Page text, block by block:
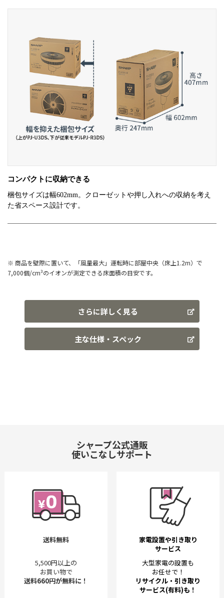
※ 商品を壁際に置いて、「風量最大」運転時に部屋中央（床上1.2m）で
7,000個/cm³のイオンが測定できる床面積の目安です。
さらに詳しく見る
主な仕様・スペック
シャープ公式通販
使いこなしサポート
送料無料
5,500円以上の
お買い物で
送料660円が無料に！
家電設置や引き取り
サービス
大型家電の設置も
お任せで！
リサイクル・引き取り
サービス(有料)も！